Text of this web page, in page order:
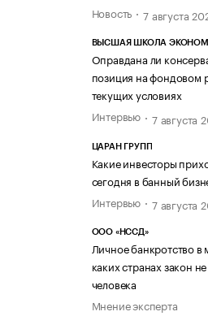
Новость
7 августа
ВЫСШАЯ ШКОЛА
Оправдана ли
позиция на фондовом
текущих условиях
Интервью
7 августа
ЦАРАН ГРУПП
Какие инвесторы
сегодня в банный
Интервью
7 августа
ООО «НССД»
Личное банкротство в
каких странах закон
человека
Мнение эксперта